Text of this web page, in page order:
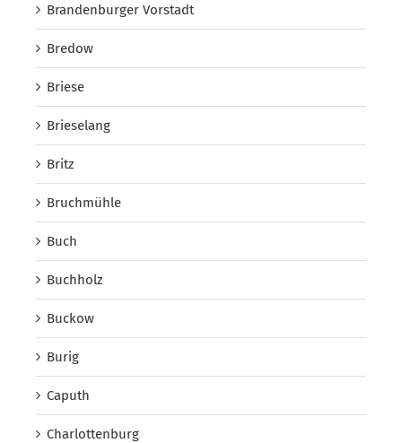
Brandenburger Vorstadt
Bredow
Briese
Brieselang
Britz
Bruchmühle
Buch
Buchholz
Buckow
Burig
Caputh
Charlottenburg